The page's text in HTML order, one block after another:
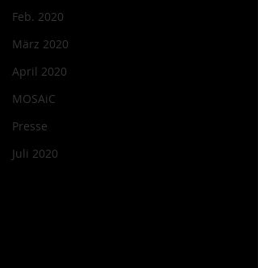
Feb. 2020
März 2020
April 2020
MOSAiC
Presse
Juli 2020